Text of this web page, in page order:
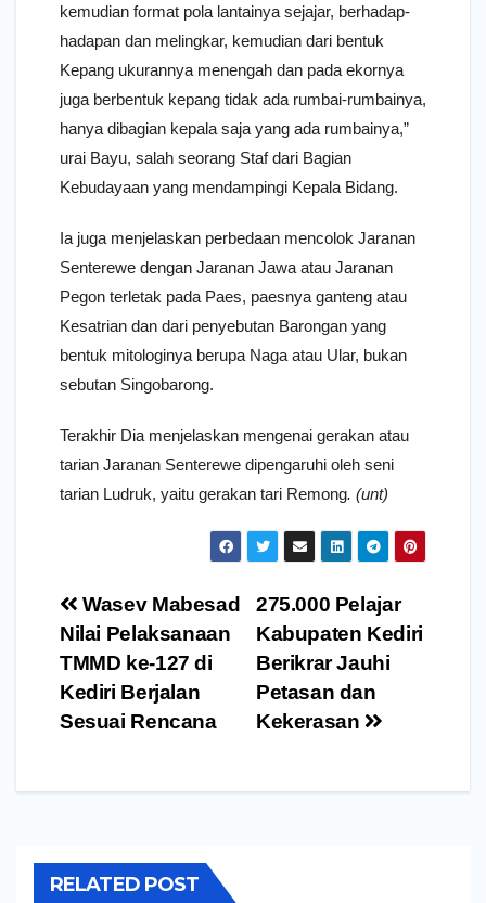
kemudian format pola lantainya sejajar, berhadap-
hadapan dan melingkar, kemudian dari bentuk
Kepang ukurannya menengah dan pada ekornya
juga berbentuk kepang tidak ada rumbai-rumbainya,
hanya dibagian kepala saja yang ada rumbainya,”
urai Bayu, salah seorang Staf dari Bagian
Kebudayaan yang mendampingi Kepala Bidang.
Ia juga menjelaskan perbedaan mencolok Jaranan
Senterewe dengan Jaranan Jawa atau Jaranan
Pegon terletak pada Paes, paesnya ganteng atau
Kesatrian dan dari penyebutan Barongan yang
bentuk mitologinya berupa Naga atau Ular, bukan
sebutan Singobarong.
Terakhir Dia menjelaskan mengenai gerakan atau
tarian Jaranan Senterewe dipengaruhi oleh seni
tarian Ludruk, yaitu gerakan tari Remong. (unt)
Navigasi
pos
275.000 Pelajar
Kabupaten Kediri
Berikrar Jauhi
Petasan dan
Kekerasan
Wasev Mabesad
Nilai Pelaksanaan
TMMD ke-127 di
Kediri Berjalan
Sesuai Rencana
RELATED POST